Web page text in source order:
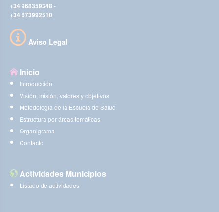
+34 968359348 -
+34 673992510
Aviso Legal
Inicio
Introducción
Visión, misión, valores y objetivos
Metodología de la Escuela de Salud
Estructura por áreas temáticas
Organigrama
Contacto
Actividades Municipios
Listado de actividades